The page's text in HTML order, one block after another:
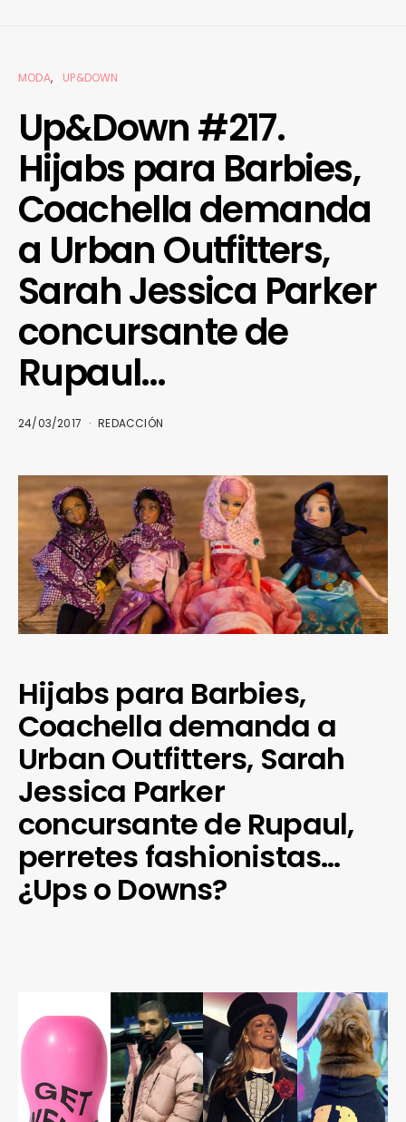
MODA UP&DOWN
Up&Down #217.
Hijabs para Barbies,
Coachella demanda
a Urban Outfitters,
Sarah Jessica Parker
concursante de
Rupaul…
24/03/2017 REDACCIÓN
Hijabs para Barbies,
Coachella demanda a
Urban Outfitters, Sarah
Jessica Parker
concursante de Rupaul,
perretes fashionistas…
¿Ups o Downs?